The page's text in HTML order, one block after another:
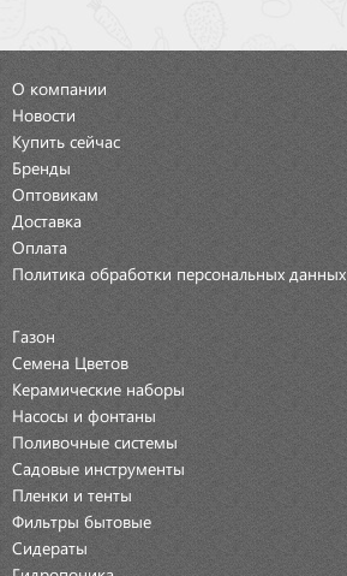
О компании
Новости
Купить сейчас
Бренды
Оптовикам
Доставка
Оплата
Политика обработки персональных данных
Газон
Семена Цветов
Керамические наборы
Насосы и фонтаны
Поливочные системы
Садовые инструменты
Пленки и тенты
Фильтры бытовые
Сидераты
Гидропоника